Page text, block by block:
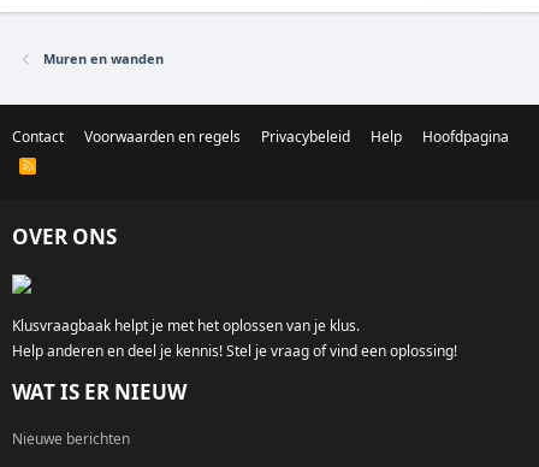
Muren en wanden
Contact Voorwaarden en regels Privacybeleid Help Hoofdpagina
R
OVER ONS
Klusvraagbaak helpt je met het oplossen van je klus.
Help anderen en deel je kennis! Stel je vraag of vind een oplossing!
WAT IS ER NIEUW
Nieuwe berichten